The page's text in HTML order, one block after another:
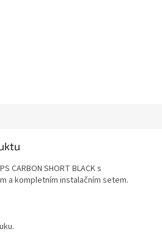
CARBON SHORT BLACKs
a kompletním instalačním setem.